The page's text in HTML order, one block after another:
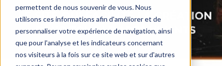
permettent de nous souvenir de vous. Nous
utilisons ces informations afin d'améliorer et de
personnaliser votre expérience de navigation, ainsi
que pour l'analyse et les indicateurs concernant
nos visiteurs à la fois sur ce site web et sur d'autres